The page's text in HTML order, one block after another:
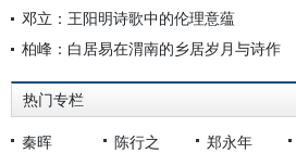
邓立：王阳明诗歌中的伦理意蕴
柏峰：白居易在渭南的乡居岁月与诗作
热门专栏
秦晖 陈行之 郑永年